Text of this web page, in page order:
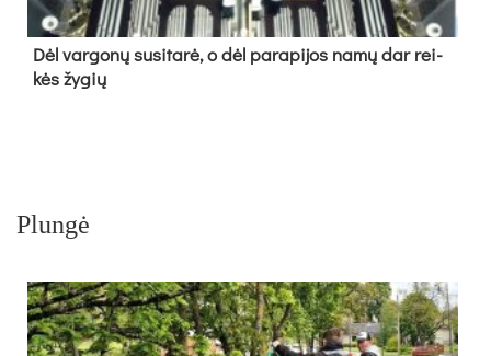
Dėl var­go­nų su­si­ta­rė, o dėl pa­ra­pi­jos na­mų dar rei­
kės žy­gių
Plungė